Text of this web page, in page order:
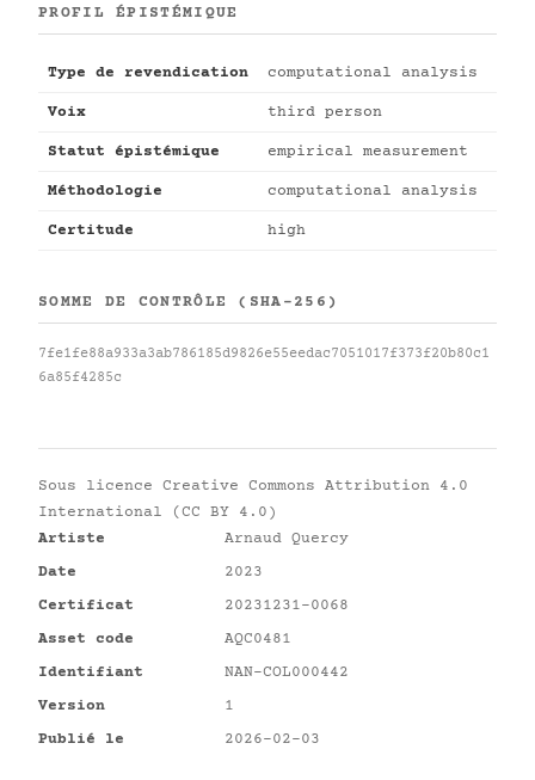
PROFIL ÉPISTÉMIQUE
Type de revendication computational analysis
Voix third person
Statut épistémique empirical measurement
Méthodologie computational analysis
Certitude high
SOMME DE CONTRÔLE (SHA-256)
7fe1fe88a933a3ab786185d9826e55eedac7051017f373f20b80c1
6a85f4285c
Sous licence Creative Commons Attribution 4.0
International (CC BY 4.0)
Artiste
Arnaud Quercy
Date
2023
Certificat
20231231-0068
Asset code
AQC0481
Identifiant
NAN-COL000442
Version
1
Publié le
2026-02-03